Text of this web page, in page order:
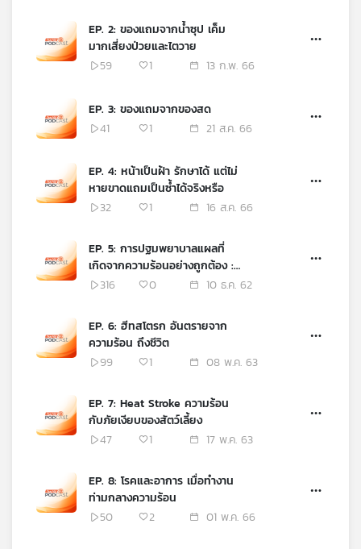
เกี่ยว
EP. 2: ของแถมจากน้ำซุป เค็ม
มากเสี่ยงป่วยและไตวาย
59
1 13 ก.พ. 66
EP. 3: ของแถมจากของสด
41
1 21 ส.ค. 66
EP. 4: หน้าเป็นฝ้า รักษาได้ แต่ไม่
หายขาดแถมเป็นซ้ำได้จริงหรือ
32
1 16 ส.ค. 66
EP. 5: การปฐมพยาบาลแผลที่
เกิดจากความร้อนอย่างถูกต้อง :
(Health Talk Health Tips)
316 0 10 ธ.ค. 62
EP. 6: ฮีทสโตรก อันตรายจาก
ความร้อน ถึงชีวิต
99
1 08 พ.ค. 63
EP. 7: Heat Stroke ความร้อน
กับภัยเงียบของสัตว์เลี้ยง
47
1 17 พ.ค. 63
EP. 8: โรคและอาการ เมื่อทำงาน
ท่ามกลางความร้อน
50
2 01 พ.ค. 66